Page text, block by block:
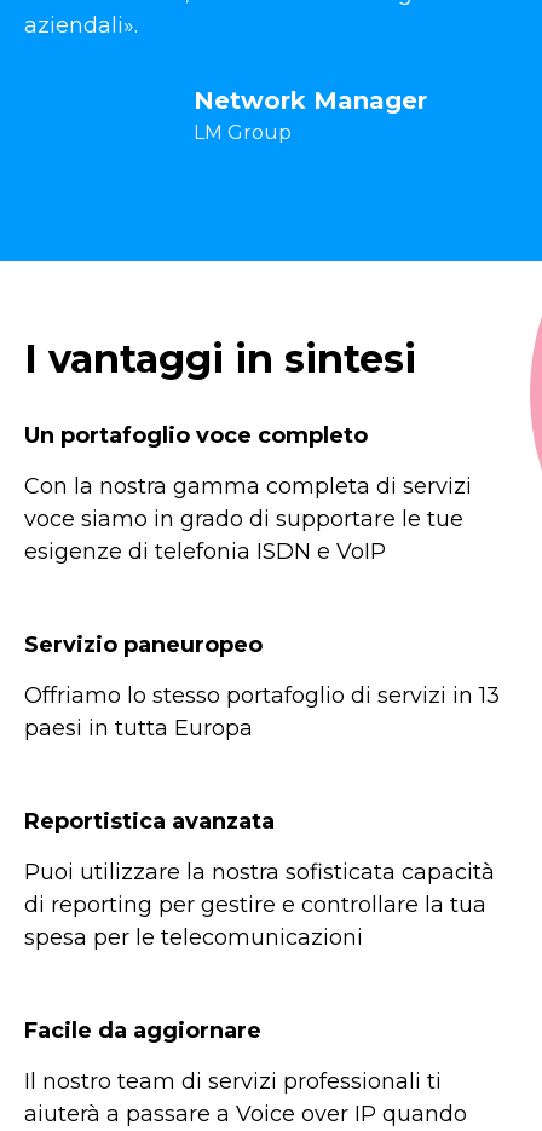
aziendali».
Network Manager
LM Group
I vantaggi in sintesi
Un portafoglio voce completo
Con la nostra gamma completa di servizi
voce siamo in grado di supportare le tue
esigenze di telefonia ISDN e VoIP
Servizio paneuropeo
Offriamo lo stesso portafoglio di servizi in 13
paesi in tutta Europa
Reportistica avanzata
Puoi utilizzare la nostra sofisticata capacità
di reporting per gestire e controllare la tua
spesa per le telecomunicazioni
Facile da aggiornare
Il nostro team di servizi professionali ti
aiuterà a passare a Voice over IP quando